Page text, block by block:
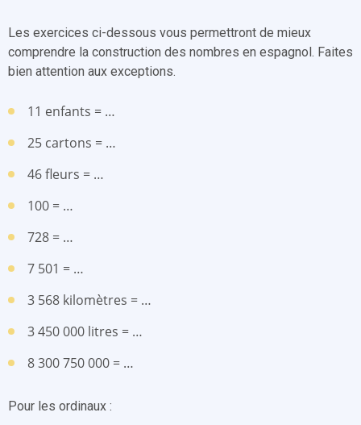
Les exercices ci-dessous vous permettront de mieux
comprendre la construction des nombres en espagnol. Faites
bien attention aux exceptions.
11 enfants = …
25 cartons = …
46 fleurs = …
100 = …
728 = …
7 501 = …
3 568 kilomètres = …
3 450 000 litres = …
8 300 750 000 = …
Pour les ordinaux :